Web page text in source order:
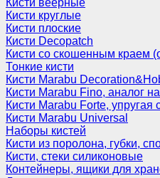
Кисти веерные
Кисти круглые
Кисти плоские
Кисти Decopatch
Кисти со скошенным краем
Тонкие кисти
Кисти Marabu
Кисти Marabu Fino, аналог
Кисти Marabu Forte, упругая
Кисти Marabu Universal
Наборы кистей
Кисти из поролона, губки,
Кисти, стеки силиконовые
Контейнеры, ящики для